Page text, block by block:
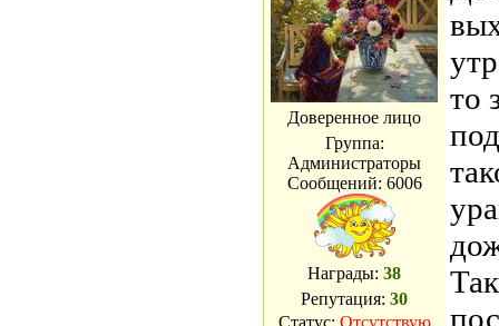
Доверенное лицо
Группа:
Администраторы
Сообщений: 6006
Награды: 38
Репутация: 30
Статус: Отсутствую
то